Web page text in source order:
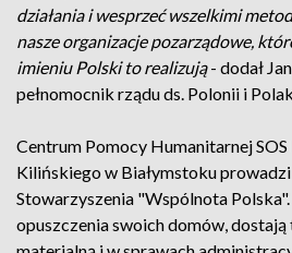
działania i wesprzeć wszelkimi
nasze organizacje pozarządowe,
imieniu Polski to realizują- dodał
pełnomocnik rządu ds. Polonii i
Centrum Pomocy Humanitarnej
Kilińskiego w Białymstoku
Stowarzyszenia "Wspólnota
opuszczenia swoich domów,